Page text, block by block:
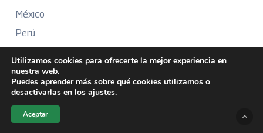
México
Perú
Más Información
Sobre Nosotros
Utilizamos cookies para ofrecerte la mejor experiencia en
nuestra web.
Puedes aprender más sobre qué cookies utilizamos o
desactivarlas en los ajustes.
Aceptar